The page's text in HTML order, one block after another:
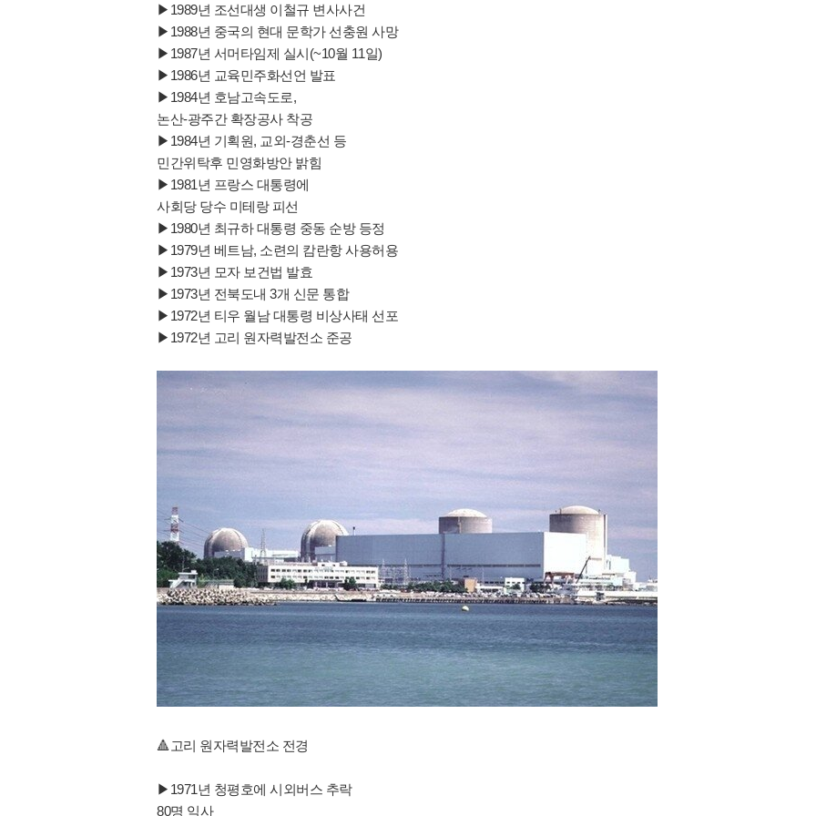
▶1989년 조선대생 이철규 변사사건
▶1988년 중국의 현대 문학가 선충원 사망
▶1987년 서머타임제 실시(~10월 11일)
▶1986년 교육민주화선언 발표
▶1984년 호남고속도로,
논산-광주간 확장공사 착공
▶1984년 기획원, 교외-경춘선 등
민간위탁후 민영화방안 밝힘
▶1981년 프랑스 대통령에
사회당 당수 미테랑 피선
▶1980년 최규하 대통령 중동 순방 등정
▶1979년 베트남, 소련의 캄란항 사용허용
▶1973년 모자 보건법 발효
▶1973년 전북도내 3개 신문 통합
▶1972년 티우 월남 대통령 비상사태 선포
▶1972년 고리 원자력발전소 준공
🔺️고리 원자력발전소 전경
▶1971년 청평호에 시외버스 추락
80명 익사